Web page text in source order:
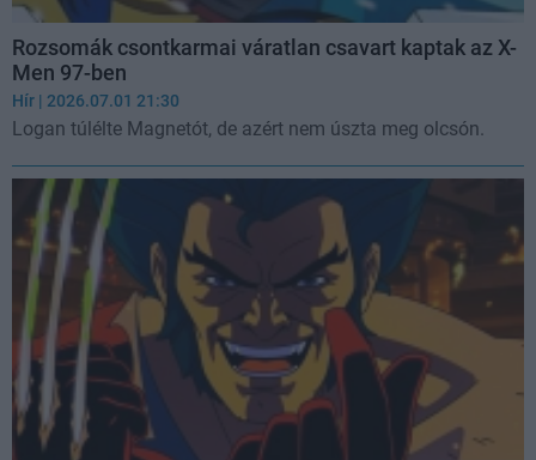
Rozsomák csontkarmai váratlan csavart kaptak az X-
Men 97-ben
Hír | 2026.07.01 21:30
Logan túlélte Magnetót, de azért nem úszta meg olcsón.